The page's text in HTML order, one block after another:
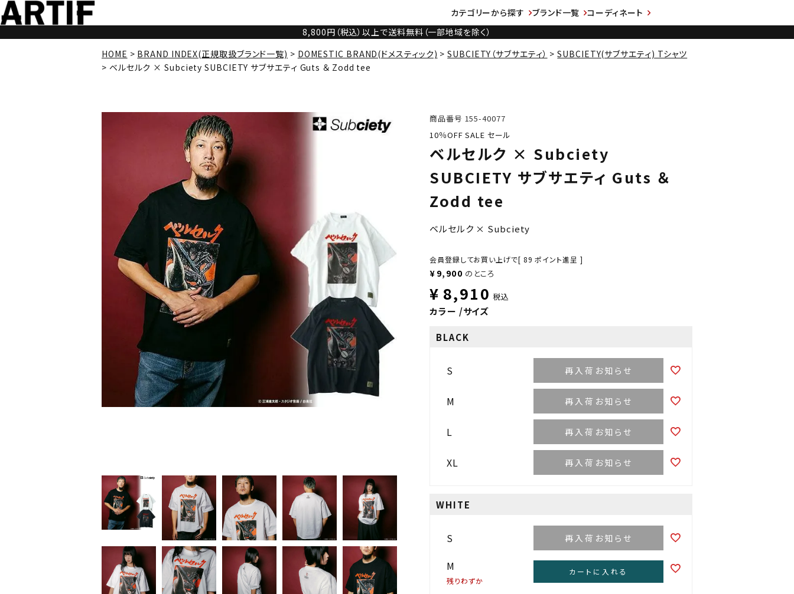
カテゴリーから探す ブランド一覧
コーディネート
8,800円（税込）以上で送料無料（一部地域を除く）
HOME
BRAND INDEX(正規取扱ブランド一覧) DOMESTIC BRAND(ドメスティック) SUBCIETY（サブサエティ）
SUBCIETY(サブサエティ) Tシャツ
ベルセルク × Subciety SUBCIETY サブサエティ Guts ＆ Zodd tee
商品番号 155-40077
10％OFF SALE セール
ベルセルク × Subciety
SUBCIETY サブサエティ Guts ＆
Zodd tee
ベルセルク × Subciety
会員登録してお買い上げで[ 89 ポイント進呈 ]
¥ 9,900 のところ
¥ 8,910 税込
カラー サイズ
BLACK
S 再入荷お知らせ
M 再入荷お知らせ
L 再入荷お知らせ
XL 再入荷お知らせ
WHITE
S 再入荷お知らせ
M
残りわずか
カートに入れる